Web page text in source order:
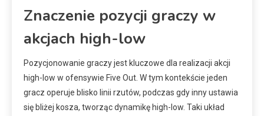
Znaczenie pozycji graczy w
akcjach high-low
Pozycjonowanie graczy jest kluczowe dla realizacji akcji
high-low w ofensywie Five Out. W tym kontekście jeden
gracz operuje blisko linii rzutów, podczas gdy inny ustawia
się bliżej kosza, tworząc dynamikę high-low. Taki układ